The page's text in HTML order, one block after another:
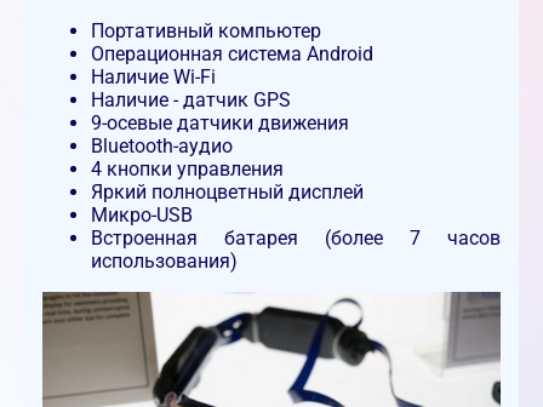
Портативный компьютер
Операционная система Android
Наличие Wi-Fi
Наличие - датчик GPS
9-осевые датчики движения
Bluetooth-аудио
4 кнопки управления
Яркий полноцветный дисплей
Микро-USB
Встроенная батарея (более 7 часов
использования)